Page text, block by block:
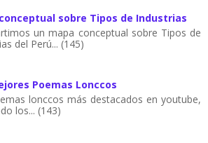
sobre Tipos de Industrias
un mapa conceptual sobre Tipos de
del Perú... (145)
Poemas Lonccos
lonccos más destacados en youtube,
los... (143)